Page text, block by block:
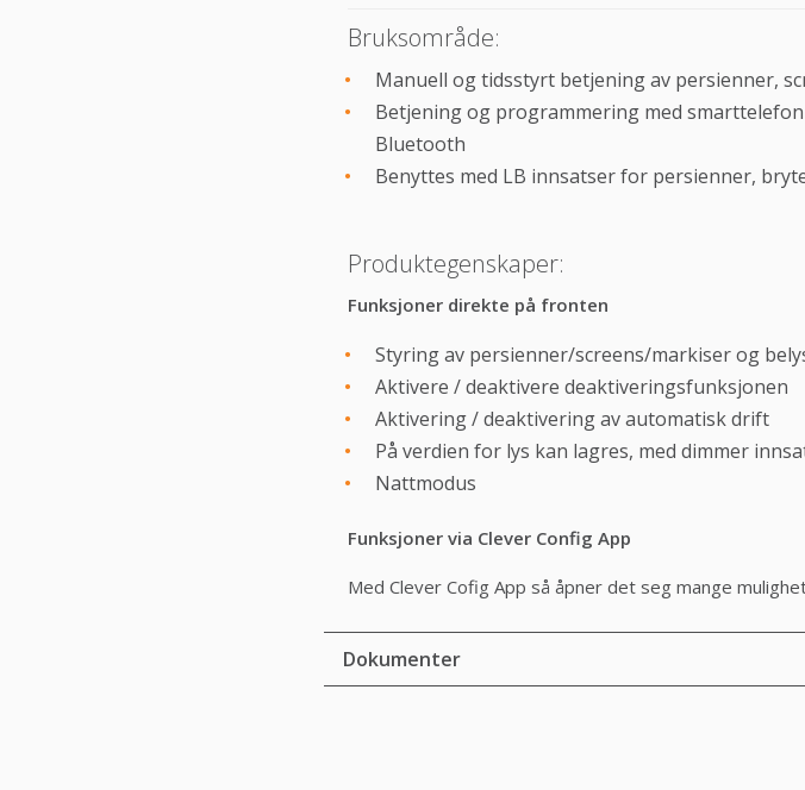
Bruksområde:
Manuell og tidsstyrt betjening av persienner,
Betjening og programmering med
Bluetooth
Benyttes med LB innsatser for persienner,
Produktegenskaper:
Funksjoner direkte på fronten
Styring av persienner/screens/markiser og
Aktivere / deaktivere deaktiveringsfunksjonen
Aktivering / deaktivering av automatisk drift
På verdien for lys kan lagres, med dimmer
Nattmodus
Funksjoner via Clever Config App
Med Clever Cofig App så åpner det seg mange
Dokumenter